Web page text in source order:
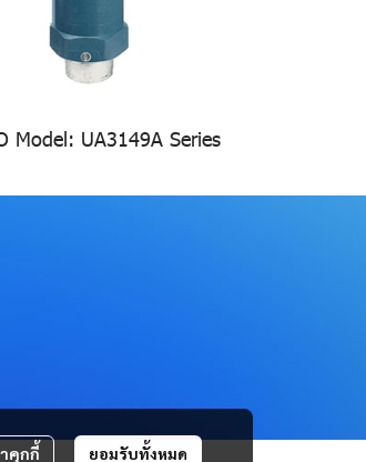
Model: UA3149A Series
คุกกี้ ยอมรับทั้งหมด